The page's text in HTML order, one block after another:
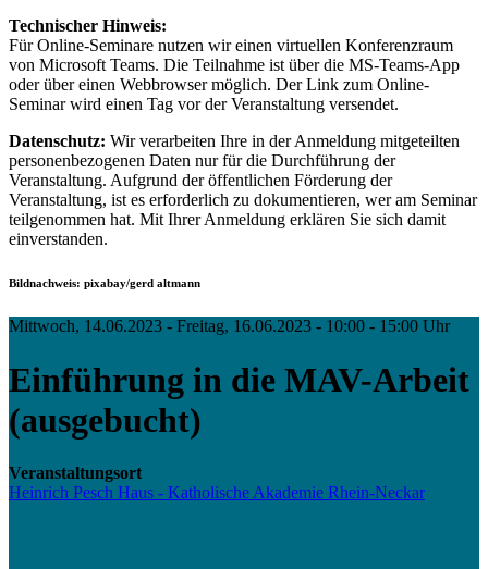
Technischer Hinweis:
Für Online-Seminare nutzen wir einen virtuellen Konferenzraum
von Microsoft Teams. Die Teilnahme ist über die MS-Teams-App
oder über einen Webbrowser möglich. Der Link zum Online-
Seminar wird einen Tag vor der Veranstaltung versendet.
Datenschutz: Wir verarbeiten Ihre in der Anmeldung mitgeteilten
personenbezogenen Daten nur für die Durchführung der
Veranstaltung. Aufgrund der öffentlichen Förderung der
Veranstaltung, ist es erforderlich zu dokumentieren, wer am Seminar
teilgenommen hat. Mit Ihrer Anmeldung erklären Sie sich damit
einverstanden.
Bildnachweis: pixabay/gerd altmann
Mittwoch, 14.06.2023 - Freitag, 16.06.2023 - 10:00 - 15:00 Uhr
Einführung in die MAV-Arbeit
(ausgebucht)
Veranstaltungsort
Heinrich Pesch Haus - Katholische Akademie Rhein-Neckar